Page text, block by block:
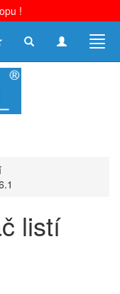
!
Toggle
Toggle
listí